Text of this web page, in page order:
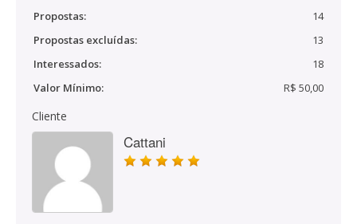
Propostas:
14
Propostas excluídas:
13
Interessados:
18
Valor Mínimo:
R$ 50,00
Cliente
Cattani